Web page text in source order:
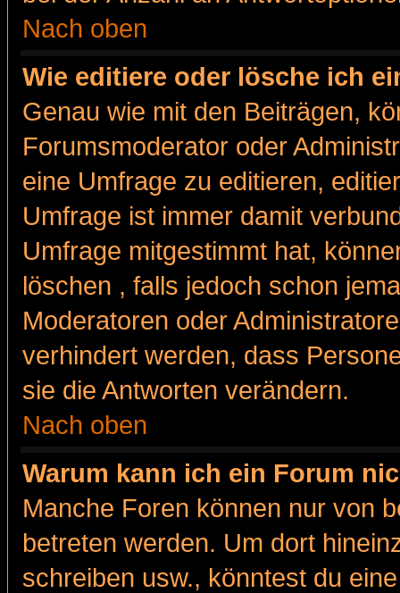
Nach oben
Wie editiere oder lösche ich
Genau wie mit den Beiträgen,
Forumsmoderator oder
eine Umfrage zu editieren,
Umfrage ist immer damit
Umfrage mitgestimmt hat,
löschen , falls jedoch schon
Moderatoren oder
verhindert werden, dass
sie die Antworten verändern.
Nach oben
Warum kann ich ein Forum
Manche Foren können nur von
betreten werden. Um dort
schreiben usw., könntest du